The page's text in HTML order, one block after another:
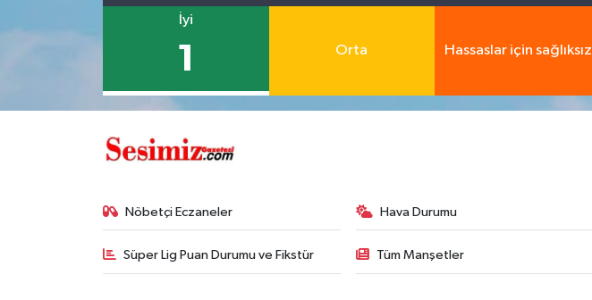
İyi
1 Orta Hassaslar için sağlıksız
Nöbetçi Eczaneler Hava Durumu
Süper Lig Puan Durumu ve Fikstür Tüm Manşetler